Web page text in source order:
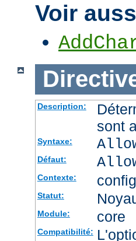
Voir
Description:
sont
Syntaxe:
Défaut:
Contexte:
Statut:
Module: core
Compatibilité: